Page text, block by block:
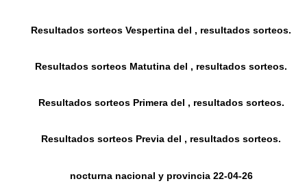
Resultados sorteos Vespertina del , resultados sorteos.
Resultados sorteos Matutina del , resultados sorteos.
Resultados sorteos Primera del , resultados sorteos.
Resultados sorteos Previa del , resultados sorteos.
nocturna nacional y provincia 22-04-26